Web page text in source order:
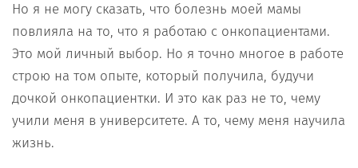
Но я не могу сказать, что болезнь моей мамы
повлияла на то, что я работаю с онкопациентами.
Это мой личный выбор. Но я точно многое в работе
строю на том опыте, который получила, будучи
дочкой онкопациентки. И это как раз не то, чему
учили меня в университете. А то, чему меня научила
жизнь.